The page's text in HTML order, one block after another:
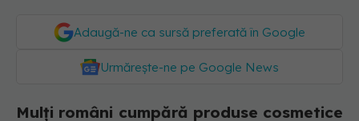
Adaugă-ne ca sursă preferată în Google
Urmărește-ne pe Google News
Mulți români cumpără produse cosmetice